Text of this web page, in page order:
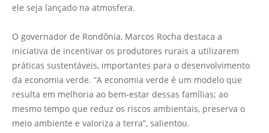
ele seja lançado na atmosfera.
O governador de Rondônia, Marcos Rocha destaca a
iniciativa de incentivar os produtores rurais a utilizarem
práticas sustentáveis, importantes para o desenvolvimento
da economia verde. “A economia verde é um modelo que
resulta em melhoria ao bem-estar dessas famílias; ao
mesmo tempo que reduz os riscos ambientais, preserva o
meio ambiente e valoriza a terra”, salientou.